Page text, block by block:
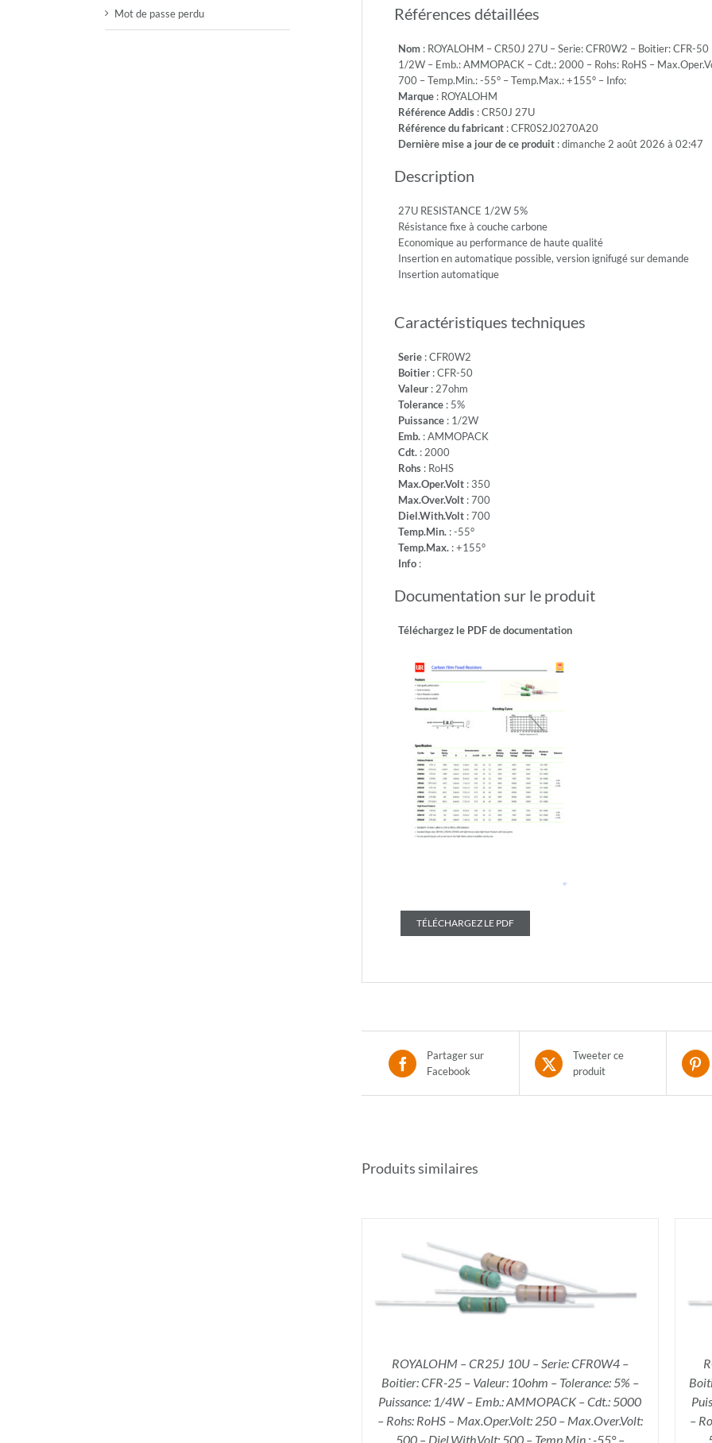
-
-
Références détaillées
Nom : ROYALOHM – CR50J 27U – Serie: CFR0W2 – Boitier: CFR-
1/2W – Emb.: AMMOPACK – Cdt.: 2000 – Rohs: RoHS –
700 – Temp.Min.: -55° – Temp.Max.: +155° – Info:
Marque : ROYALOHM
Référence Addis : CR50J 27U
Référence du fabricant : CFR0S2J0270A20
Dernière mise a jour de ce produit : dimanche 2 août 2026 à 02:47
Description
27U RESISTANCE 1/2W 5%
Résistance fixe à couche carbone
Economique au performance de haute qualité
Insertion en automatique possible, version ignifugé sur demande
Insertion automatique
Caractéristiques techniques
Serie : CFR0W2
Boitier : CFR-50
Valeur : 27ohm
Tolerance : 5%
Puissance : 1/2W
Emb. : AMMOPACK
Cdt. : 2000
Rohs : RoHS
Max.Oper.Volt : 350
Max.Over.Volt : 700
Diel.With.Volt : 700
Temp.Min. : -55°
Temp.Max. : +155°
Info :
Documentation sur le produit
Téléchargez le PDF de documentation
TÉLÉCHARGEZ LE PDF
Partager sur
Facebook
Tweeter ce
produit
Produits similaires
ROYALOHM – CR25J 10U – Serie: CFR0W4 –
Boitier: CFR-25 – Valeur: 10ohm – Tolerance: 5% –
Puissance: 1/4W – Emb.: AMMOPACK – Cdt.: 5000
– Rohs: RoHS – Max.Oper.Volt: 250 – Max.Over.Volt:
500 – Diel.With.Volt: 500 – Temp.Min.: -55° –
AJOUTER AU PANIER /
–
Mot de passe perdu